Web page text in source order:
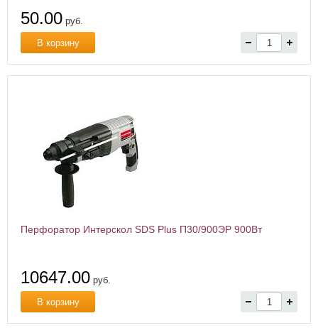
50.00 руб.
В корзину
Перфоратор Интерскол SDS Plus П30/900ЭР 900Вт
10647.00 руб.
В корзину